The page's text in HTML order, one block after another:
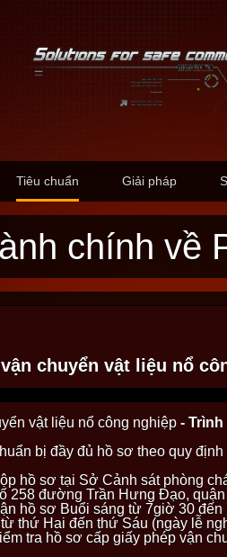
Tiêu chuẩn Giải pháp
chính về
chuyển vật liệu nổ
vật liệu nổ công nghiệp -
bị đầy đủ hồ sơ theo quy định
hồ sơ tại Sở Cảnh sát phòng
258 đường Trần Hưng Đạo, quận
hồ sơ Buổi sáng từ 7giờ 30 đến
thứ Hai đến thứ Sáu (ngày lễ
tra hồ sơ cấp giấy phép vận